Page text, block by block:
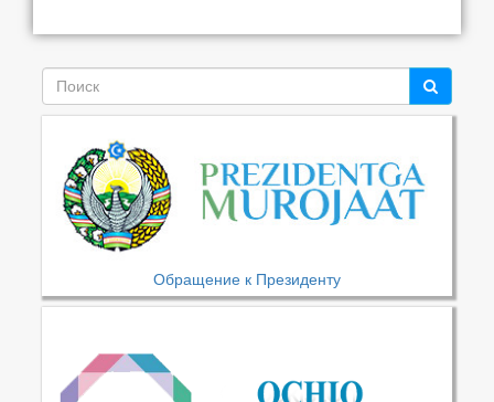
Обращение к Президенту